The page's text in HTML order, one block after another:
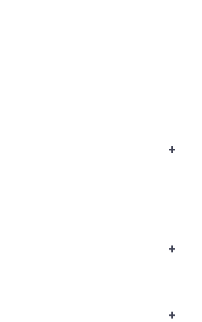
+
+
+